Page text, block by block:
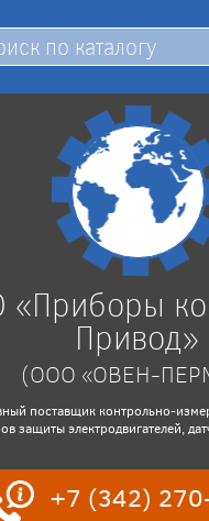
Привод»
(ООО «ОВЕН-
поставщик контрольно-
защиты электродвигателей,
+7 (342)